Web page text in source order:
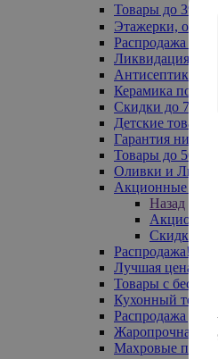
Товары до 399₽
Этажерки,
Распродажа
Ликвидация до -
Антисептики
Керамика по 129
Скидки до 70%
Детские товары
Гарантия низкой
Товары до 500
Оливки и
Акционные
Назад
Скидка
Распродажа!
Лучшая цена
Товары с
Кухонный
Распродажа до -
Жаропрочная
Махровые